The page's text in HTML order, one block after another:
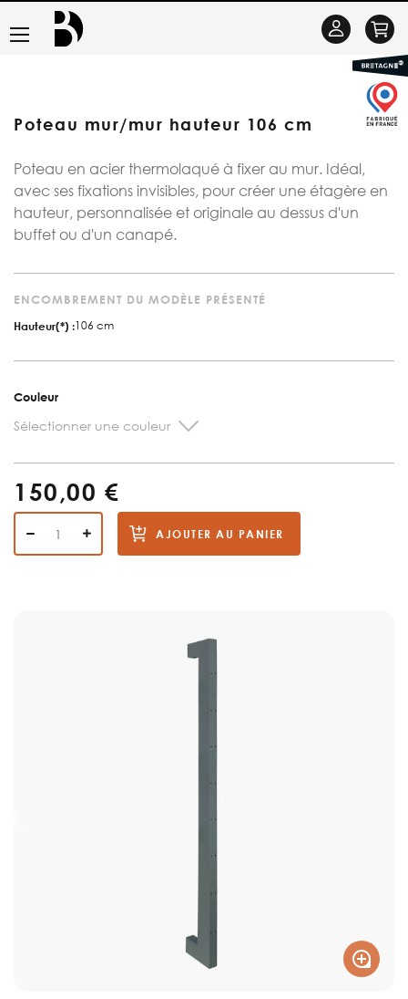
Basculer
connecter
Poteau mur/mur hauteur 106 cm
Poteau en acier thermolaqué à fixer au mur. Idéal,
avec ses fixations invisibles, pour créer une étagère en
hauteur, personnalisée et originale au dessus d'un
buffet ou d'un canapé.
ENCOMBREMENT DU MODÈLE PRÉSENTÉ
Hauteur(*) :106 cm
Couleur
Sélectionner une couleur
150,00 €
AJOUTER AU PANIER